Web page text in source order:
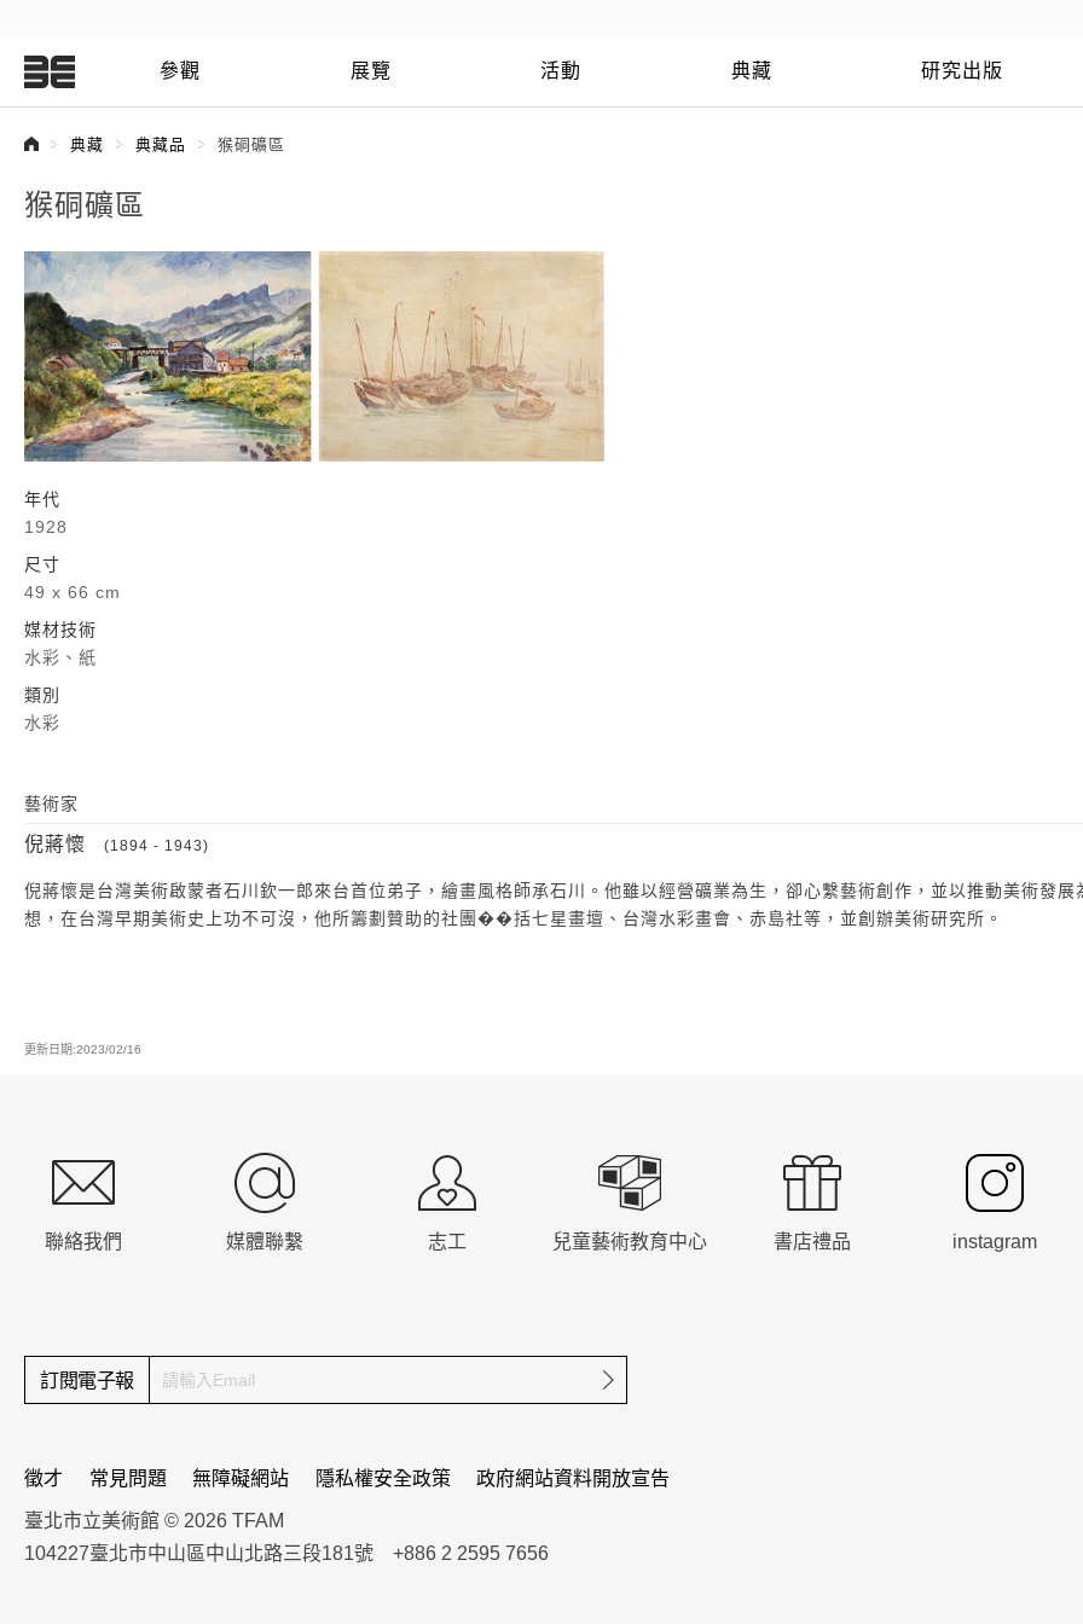
參觀 展覽 活動 典藏 研究出版
典藏 典藏品 猴硐礦區
猴硐礦區
年代
1928
尺寸
49 x 66 cm
媒材技術
水彩、紙
類別
水彩
藝術家
倪蔣懷 (1894 - 1943)
倪蔣懷是台灣美術啟蒙者石川欽一郎來台首位弟子，繪畫風格師承石川。他雖以經營礦業為生，卻心繫藝術創作，並以推動美術發展
想，在台灣早期美術史上功不可沒，他所籌劃贊助的社團��括七星畫壇、台灣水彩畫會、赤島社等，並創辦美術研究所。
更新日期:2023/02/16
聯絡我們 媒體聯繫 志工 兒童藝術教育中心 書店禮品 instagram
訂閱電子報 確定送出
徵才 常見問題 無障礙網站 隱私權安全政策 政府網站資料開放宣告
臺北市立美術館 © 2026 TFAM
104227臺北市中山區中山北路三段181號 +886 2 2595 7656